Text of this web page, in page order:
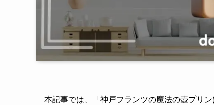
本記事では、「神戸フランツの魔法の壺プリ